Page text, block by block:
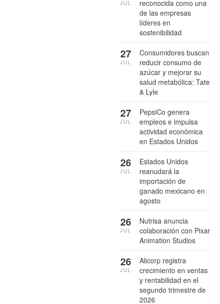
reconocida como una
de las empresas
líderes en
sostenibilidad
JUL
Consumidores buscan
reducir consumo de
azúcar y mejorar su
salud metabólica: Tate
& Lyle
27
JUL
PepsiCo genera
empleos e impulsa
actividad económica
en Estados Unidos
27
JUL
Estados Unidos
reanudará la
importación de
ganado mexicano en
agosto
26
JUL
Nutrisa anuncia
colaboración con Pixar
Animation Studios
26
JUL
Alicorp registra
crecimiento en ventas
y rentabilidad en el
segundo trimestre de
2026
26
JUL